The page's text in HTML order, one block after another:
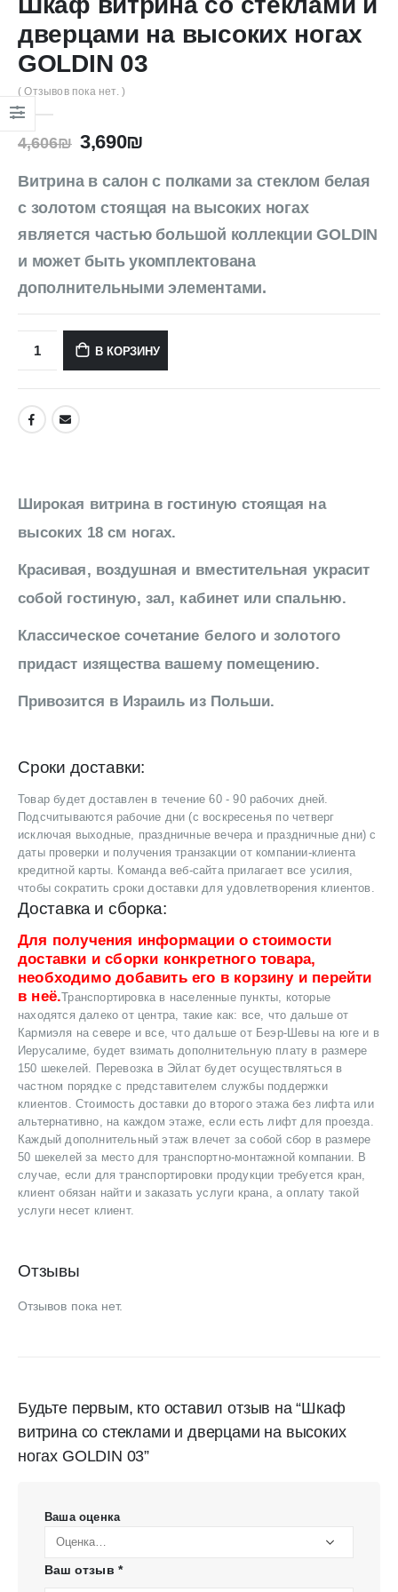
дверцами на высоких ногах
GOLDIN 03
( Отзывов пока нет. )
4,606₪ 3,690₪
Витрина в салон с полками за стеклом белая
с золотом стоящая на высоких ногах
является частью большой коллекции GOLDIN
и может быть укомплектована
дополнительными элементами.
В КОРЗИНУ
Широкая витрина в гостиную стоящая на
высоких 18 см ногах.
Красивая, воздушная и вместительная украсит
собой гостиную, зал, кабинет или спальню.
Классическое сочетание белого и золотого
придаст изящества вашему помещению.
Привозится в Израиль из Польши.
Сроки доставки:
Товар будет доставлен в течение 60 - 90 рабочих дней.
Подсчитываются рабочие дни (с воскресенья по четверг
исключая выходные, праздничные вечера и праздничные дни) с
даты проверки и получения транзакции от компании-клиента
кредитной карты. Команда веб-сайта прилагает все усилия,
чтобы сократить сроки доставки для удовлетворения клиентов.
Доставка и сборка:
Для получения информации о стоимости
доставки и сборки конкретного товара,
необходимо добавить его в корзину и перейти
в неё.Транспортировка в населенные пункты, которые
находятся далеко от центра, такие как: все, что дальше от
Кармиэля на севере и все, что дальше от Беэр-Шевы на юге и в
Иерусалиме, будет взимать дополнительную плату в размере
150 шекелей. Перевозка в Эйлат будет осуществляться в
частном порядке с представителем службы поддержки
клиентов. Стоимость доставки до второго этажа без лифта или
альтернативно, на каждом этаже, если есть лифт для проезда.
Каждый дополнительный этаж влечет за собой сбор в размере
50 шекелей за место для транспортно-монтажной компании. В
случае, если для транспортировки продукции требуется кран,
клиент обязан найти и заказать услуги крана, а оплату такой
услуги несет клиент.
Отзывы
Отзывов пока нет.
Будьте первым, кто оставил отзыв на “Шкаф
витрина со стеклами и дверцами на высоких
ногах GOLDIN 03”
Ваша оценка
Ваш отзыв *